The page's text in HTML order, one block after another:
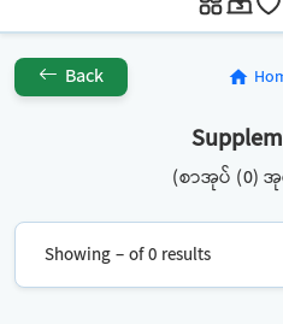
Back home
(စာအုပ် (0)
Showing – of 0 results